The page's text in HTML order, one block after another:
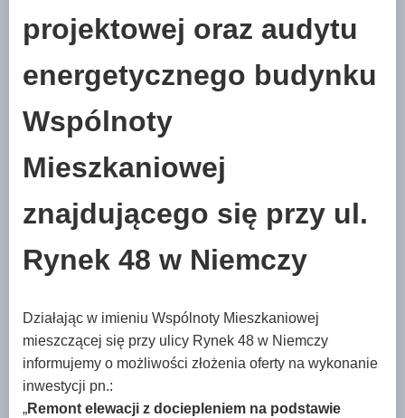
projektowej oraz audytu
energetycznego budynku
Wspólnoty
Mieszkaniowej
znajdującego się przy ul.
Rynek 48 w Niemczy
Działając w imieniu Wspólnoty Mieszkaniowej
mieszczącej się przy ulicy Rynek 48 w Niemczy
informujemy o możliwości złożenia oferty na wykonanie
inwestycji pn.:
„Remont elewacji z dociepleniem na podstawie